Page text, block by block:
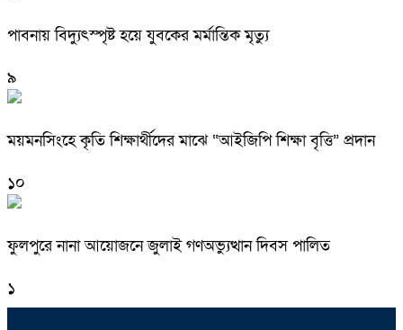
পাবনায় বিদ্যুৎস্পৃষ্ট হয়ে যুব‌কের মর্মান্তিক মৃত্যু
৯
ময়মনসিংহে কৃতি শিক্ষার্থীদের মাঝে “আইজিপি শিক্ষা বৃত্তি” প্রদান
১০
ফুলপুরে নানা আয়োজনে জুলাই গণঅভ্যুত্থান দিবস পালিত
১